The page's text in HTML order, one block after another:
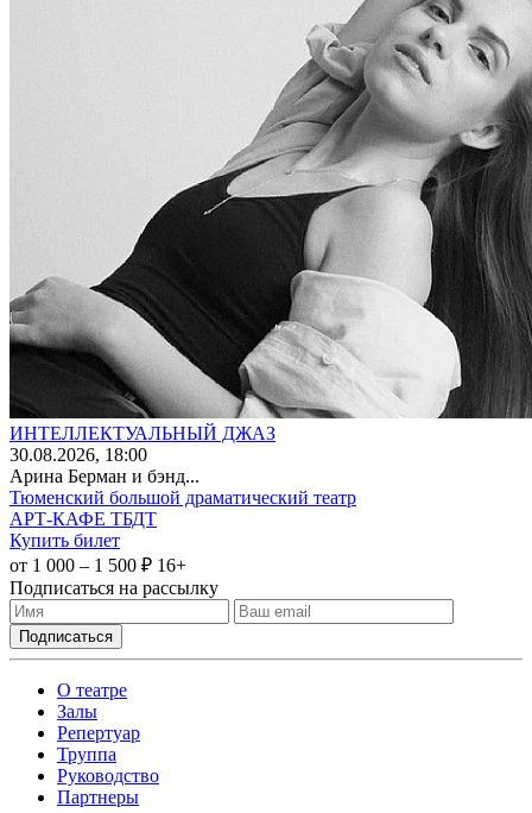
ИНТЕЛЛЕКТУАЛЬНЫЙ ДЖАЗ
30.08.2026, 18:00
Арина Берман и бэнд...
Тюменский большой драматический театр
АРТ-КАФЕ ТБДТ
Купить билет
от 1 000 – 1 500 ₽ 16+
Подписаться на рассылку
О театре
Залы
Репертуар
Труппа
Руководство
Партнеры